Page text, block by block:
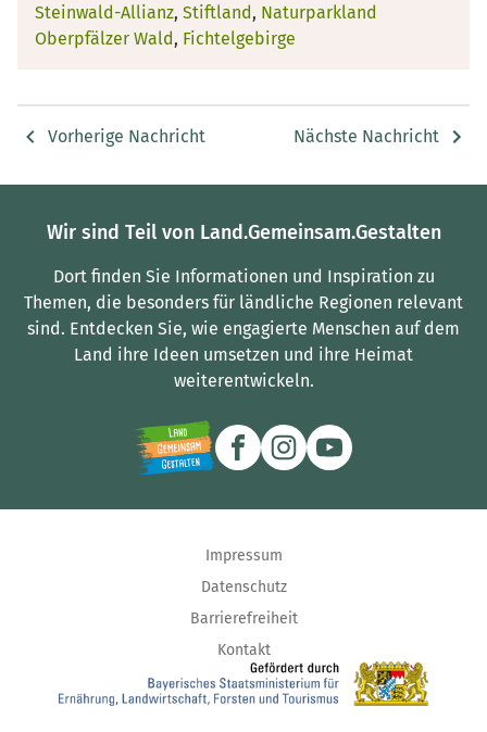
Steinwald-Allianz, Stiftland, Naturparkland
Oberpfälzer Wald, Fichtelgebirge
Vorherige Nachricht Nächste Nachricht
Wir sind Teil von Land.Gemeinsam.Gestalten
Dort finden Sie Informationen und Inspiration zu
Themen, die besonders für ländliche Regionen relevant
sind. Entdecken Sie, wie engagierte Menschen auf dem
Land ihre Ideen umsetzen und ihre Heimat
weiterentwickeln.
Impressum
Datenschutz
Barrierefreiheit
Kontakt